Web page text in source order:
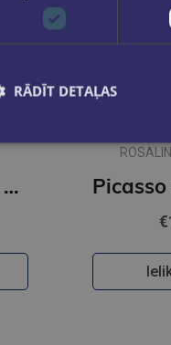
Monet : Masters of Art
RĀDĪT DETAĻAS